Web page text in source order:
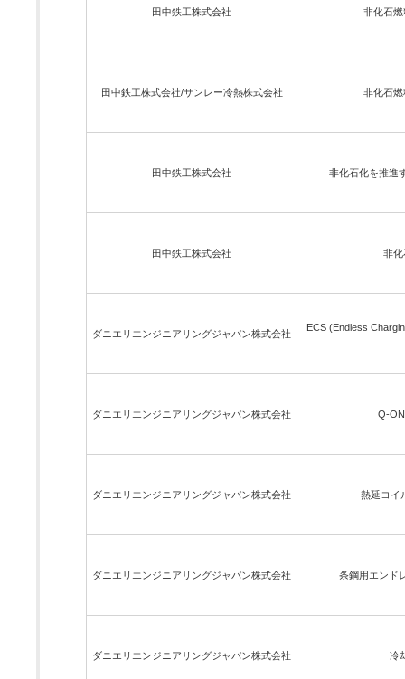
田中鉄工株式会社 非化石
田中鉄工株式会社/サンレー冷熱株式会社 非化石
田中鉄工株式会社 非化石化を推進
田中鉄工株式会社 非
ダニエリエンジニアリングジャパン株式会社
ECS (Endless
ダニエリエンジニアリングジャパン株式会社 Q-
ダニエリエンジニアリングジャパン株式会社 熱延コイ
ダニエリエンジニアリングジャパン株式会社 条鋼用エンド
ダニエリエンジニアリングジャパン株式会社 冷